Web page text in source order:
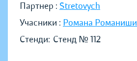
Партнер : Stretovych
Учасники : Романа
Стенди: Стенд № 112